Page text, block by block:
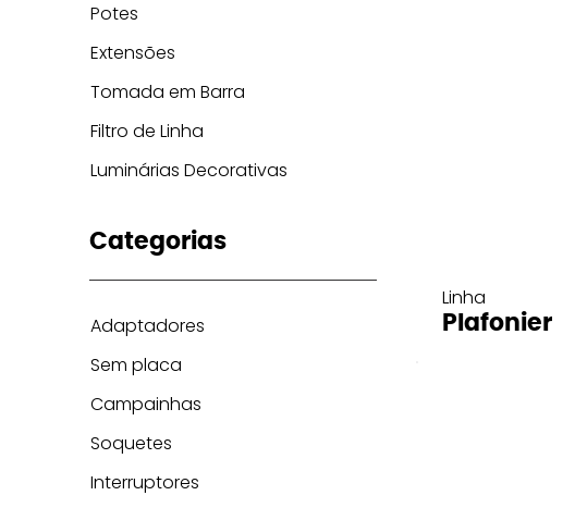
Linha
Plafonier
Potes
Extensões
Tomada em Barra
Filtro de Linha
Luminárias Decorativas
Categorias
Adaptadores
Sem placa
Campainhas
Soquetes
Interruptores